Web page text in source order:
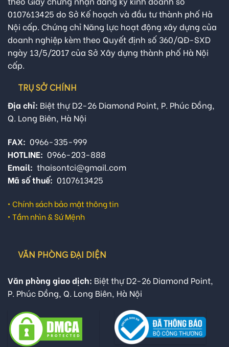
0107613425 do Sở Kế hoạch và đầu tư thành phố Hà
Nội cấp. Chứng chỉ Năng lực hoạt động xây dựng của
doanh nghiệp kèm theo Quyết định số 360/QĐ-SXD
ngày 13/5/2017 của Sở Xây dựng thành phố Hà Nội
cấp.
TRỤ SỞ CHÍNH
Địa chỉ: Biệt thự D2-26 Diamond Point, P. Phúc Đồng,
Q. Long Biên, Hà Nội
FAX: 0966-335-999
HOTLINE: 0966-203-888
Email: thaisontci@gmail.com
Mã số thuế: 0107613425
• Chính sách bảo mật thông tin
• Tầm nhìn & Sứ Mệnh
VĂN PHÒNG ĐẠI DIỆN
Văn phòng giao dịch: Biệt thự D2-26 Diamond Point,
P. Phúc Đồng, Q. Long Biên, Hà Nội